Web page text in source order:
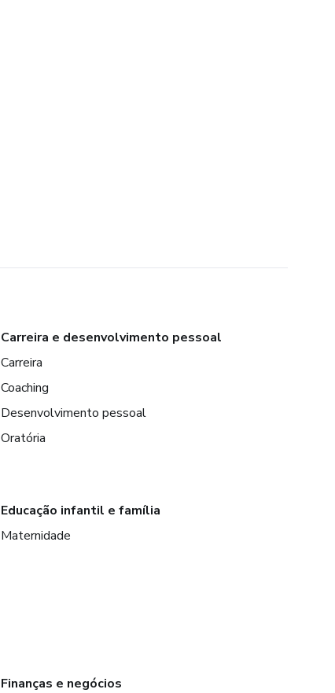
Carreira e desenvolvimento pessoal
Carreira
Coaching
Desenvolvimento pessoal
Oratória
Educação infantil e família
Maternidade
Finanças e negócios